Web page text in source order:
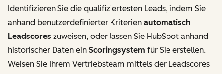
Identifizieren Sie die qualifiziertesten Leads, indem Sie
anhand benutzerdefinierter Kriterien automatisch
Leadscores zuweisen, oder lassen Sie HubSpot anhand
historischer Daten ein Scoringsystem für Sie erstellen.
Weisen Sie Ihrem Vertriebsteam mittels der Leadscores